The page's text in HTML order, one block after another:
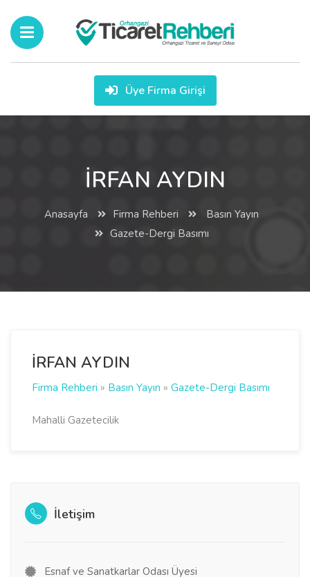
Üye Firma Girişi
İRFAN AYDIN
Anasayfa Firma Rehberi
Basın Yayın
Gazete-Dergi Basımı
İRFAN AYDIN
Firma Rehberi » Basın Yayın » Gazete-Dergi Basımı
Mahalli Gazetecilik
İletişim
Esnaf ve Sanatkarlar Odası Üyesi